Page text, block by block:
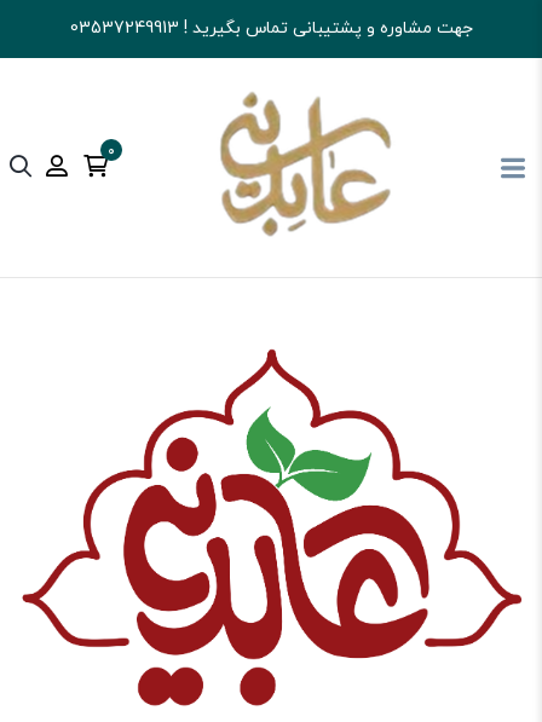
جهت مشاوره و پشتیبانی تماس بگیرید ! 03537249913
0
آجیل و خشکبار عابدینی تنقلات گز و سوهان و...